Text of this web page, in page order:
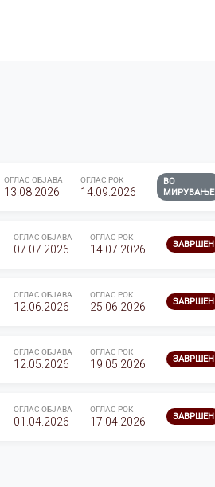
ОГЛАС ОБЈАВА
13.08.2026
ОГЛАС РОК
14.09.2026
ВО
МИРУВАЊЕ
ОГЛАС ОБЈАВА
07.07.2026
ОГЛАС РОК
14.07.2026 ЗАВРШЕН
ОГЛАС ОБЈАВА
12.06.2026
ОГЛАС РОК
25.06.2026 ЗАВРШЕН
ОГЛАС ОБЈАВА
12.05.2026
ОГЛАС РОК
19.05.2026 ЗАВРШЕН
ОГЛАС ОБЈАВА
01.04.2026
ОГЛАС РОК
17.04.2026 ЗАВРШЕН